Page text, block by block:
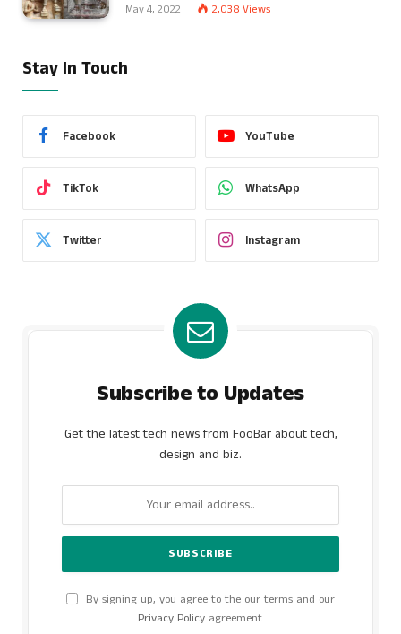
May 4, 2022 2,038 Views
Stay In Touch
Facebook YouTube
TikTok WhatsApp
Twitter Instagram
Subscribe to Updates
Get the latest tech news from FooBar about tech,
design and biz.
By signing up, you agree to the our terms and our
Privacy Policyagreement.